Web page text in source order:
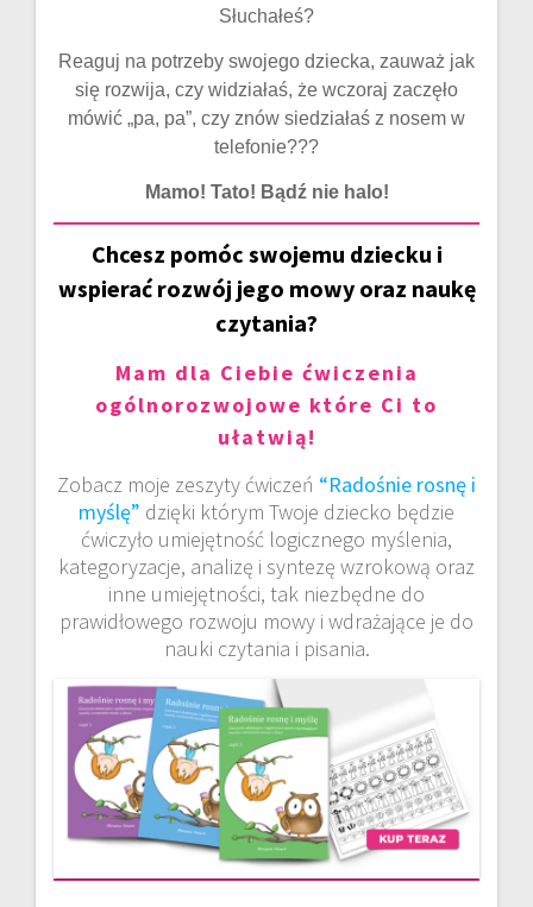
Słuchałeś?
Reaguj na potrzeby swojego dziecka, zauważ jak
się rozwija, czy widziałaś, że wczoraj zaczęło
mówić „pa, pa”, czy znów siedziałaś z nosem w
telefonie???
Mamo! Tato! Bądź nie halo!
Chcesz pomóc swojemu dziecku i
wspierać rozwój jego mowy oraz naukę
czytania?
Mam dla Ciebie ćwiczenia
ogólnorozwojowe które Ci to
ułatwią!
Zobacz moje zeszyty ćwiczeń “Radośnie rosnę i
myślę” dzięki którym Twoje dziecko będzie
ćwiczyło umiejętność logicznego myślenia,
kategoryzacje, analizę i syntezę wzrokową oraz
inne umiejętności, tak niezbędne do
prawidłowego rozwoju mowy i wdrażające je do
nauki czytania i pisania.